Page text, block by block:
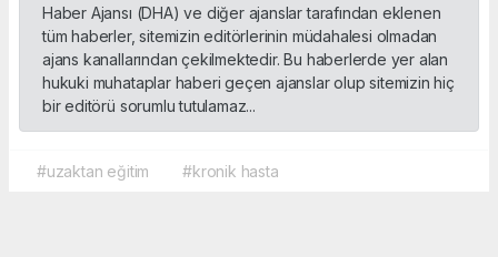
Haber Ajansı (DHA) ve diğer ajanslar tarafından eklenen
tüm haberler, sitemizin editörlerinin müdahalesi olmadan
ajans kanallarından çekilmektedir. Bu haberlerde yer alan
hukuki muhataplar haberi geçen ajanslar olup sitemizin hiç
bir editörü sorumlu tutulamaz...
#uzaktan eğitim #kronik hasta